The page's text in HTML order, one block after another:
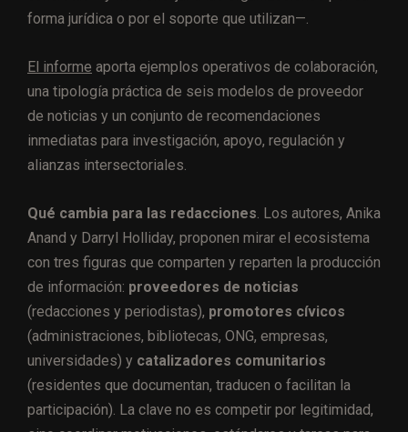
forma jurídica o por el soporte que utilizan—.
El informe aporta ejemplos operativos de colaboración,
una tipología práctica de seis modelos de proveedor
de noticias y un conjunto de recomendaciones
inmediatas para investigación, apoyo, regulación y
alianzas intersectoriales.
Qué cambia para las redacciones . Los autores, Anika
Anand y Darryl Holliday, proponen mirar el ecosistema
con tres figuras que comparten y reparten la producción
de información: proveedores de noticias
(redacciones y periodistas), promotores cívicos
(administraciones, bibliotecas, ONG, empresas,
universidades) y catalizadores comunitarios
(residentes que documentan, traducen o facilitan la
participación). La clave no es competir por legitimidad,